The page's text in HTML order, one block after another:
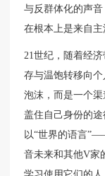
与反群体化的声
在根本上是来自主
21世纪，随着经
存与温饱转移向
泡沫，而是一个
盖住自己身份的
以“世界的语言
音未来和其他V家